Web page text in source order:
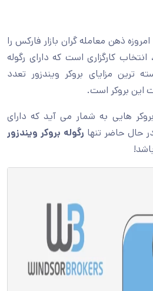
ذهن معامله گران بازار فارکس را
کارگزاری است که دارای رگوله
ترین مزایای بروکر ویندزور تعدد
این بروکر است.
بروکر هایی به شمار می آید که دارای
حال حاضر تنها رگوله بروکر ویندزور